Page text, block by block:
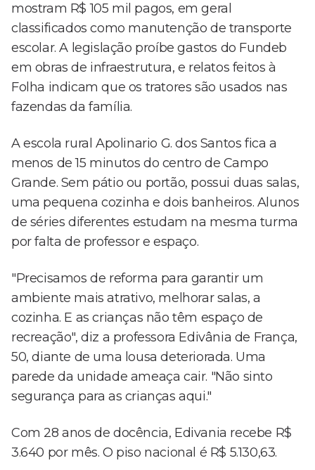
mostram R$ 105 mil pagos, em geral
classificados como manutenção de transporte
escolar. A legislação proíbe gastos do Fundeb
em obras de infraestrutura, e relatos feitos à
Folha indicam que os tratores são usados nas
fazendas da família.
A escola rural Apolinario G. dos Santos fica a
menos de 15 minutos do centro de Campo
Grande. Sem pátio ou portão, possui duas salas,
uma pequena cozinha e dois banheiros. Alunos
de séries diferentes estudam na mesma turma
por falta de professor e espaço.
"Precisamos de reforma para garantir um
ambiente mais atrativo, melhorar salas, a
cozinha. E as crianças não têm espaço de
recreação", diz a professora Edivânia de França,
50, diante de uma lousa deteriorada. Uma
parede da unidade ameaça cair. "Não sinto
segurança para as crianças aqui."
Com 28 anos de docência, Edivania recebe R$
3.640 por mês. O piso nacional é R$ 5.130,63.